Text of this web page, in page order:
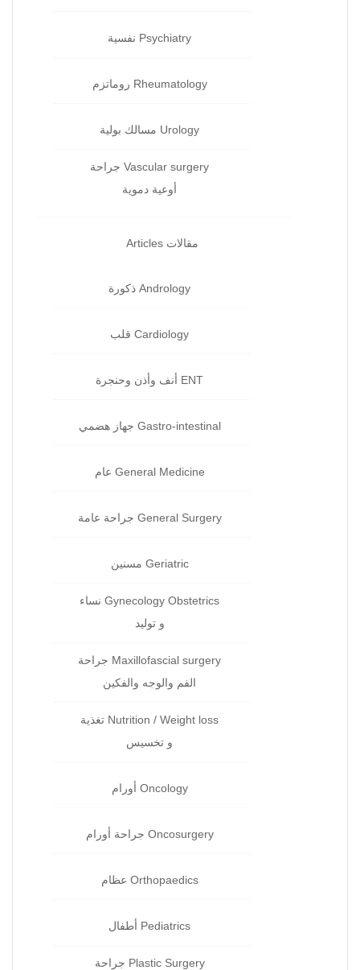
Psychiatry نفسية‏
Rheumatology روماتزم‏
Urology مسالك بولية
Vascular surgery جراحة
أوعية دموية
مقالات Articles
Andrology ذكورة‏
Cardiology قلب‏
ENT أنف وأذن وحنجرة‏
Gastro-intestinal جهاز هضمي‏
General Medicine عام‏
General Surgery جراحة‏ عامة
Geriatric مسنين‏
Gynecology Obstetrics نساء
و توليد‏
Maxillofascial surgery جراحة
الفم والوجه والفكين
Nutrition / Weight loss تغذية
و تخسيس
Oncology أورام
Oncosurgery جراحة‏ أورام
Orthopaedics عظام‏
Pediatrics أطفال
Plastic Surgery جراحة